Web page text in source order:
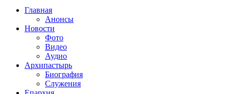
Главная
Анонсы
Новости
Фото
Видео
Аудио
Архипастырь
Биография
Служения